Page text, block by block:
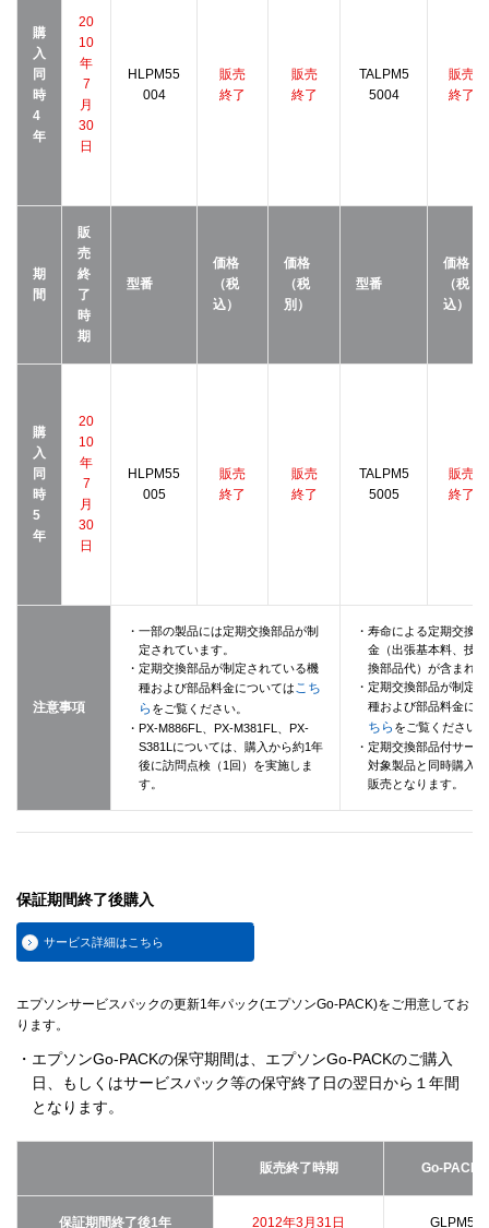
購
入
同
時
4
年
20
10
年
7
月
30
日
HLPM55
004
販売
終了
販売
終了
TALPM5
5004
販売
終了
期
間
販
売
終
了
時
期
型番
価格
（税
込）
価格
（税
別）
型番
価格
（税
込）
購
入
同
時
5
年
20
10
年
7
月
30
日
HLPM55
005
販売
終了
販売
終了
TALPM5
5005
販売
終了
注意事項
・一部の製品には定期交換部品が制
定されています。
・定期交換部品が制定されている機
種および部品料金についてはこち
ら をご覧ください。
・PX-M886FL、PX-M381FL、PX-
S381Lについては、購入から約1年
後に訪問点検（1回）を実施しま
す。
・寿命による定期交換
金（出張基本料、技
換部品代）が含まれ
・定期交換部品が制定
種および部品料金に
ちら をご覧ください
・定期交換部品付サー
対象製品と同時購入
販売となります。
保証期間終了後購入
サービス詳細はこちら
エプソンサービスパックの更新1年パック(エプソンGo-PACK)をご用意してお
ります。
・エプソンGo-PACKの保守期間は、エプソンGo-PACKのご購入
日、もしくはサービスパック等の保守終了日の翌日から１年間
となります。
販売終了時期 Go-PACK
保証期間終了後1年 2012年3月31日